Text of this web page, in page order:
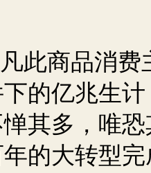
此商品消
的亿兆生
其多，唯
的大转型